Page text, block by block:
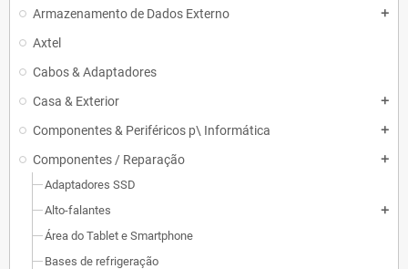
Armazenamento de Dados Externo add
Axtel
Cabos & Adaptadores
Casa & Exterior
add
Componentes & Periféricos p\ Informática add
Componentes / Reparação add
Adaptadores SSD
Alto-falantes
add
Área do Tablet e Smartphone
Bases de refrigeração